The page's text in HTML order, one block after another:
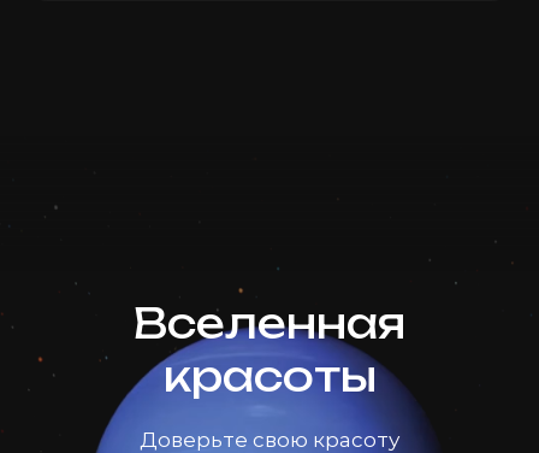
Вселенная
красоты
Доверьте свою красоту